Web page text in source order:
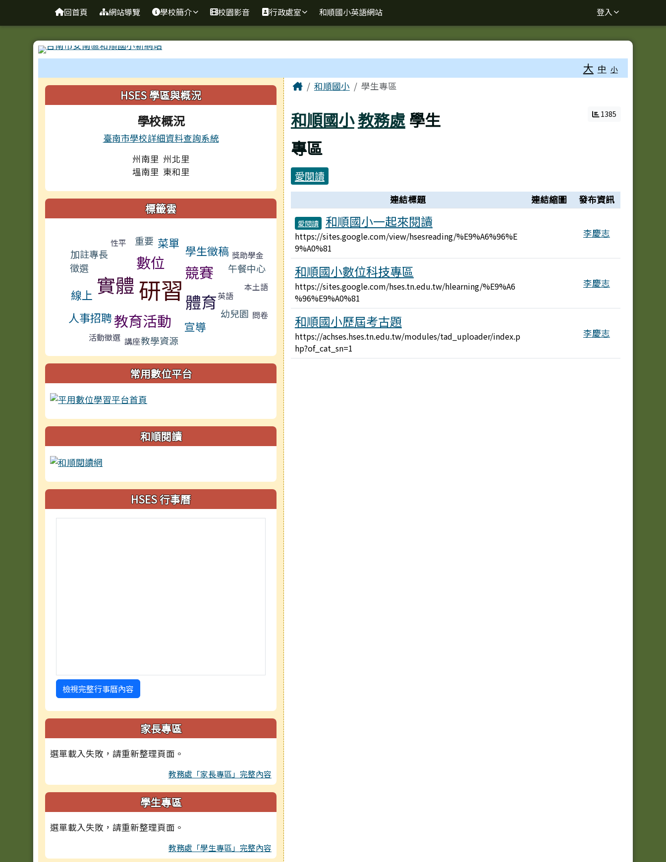
台南市和順國小新校網
回首頁 網站導覽 學校簡介 校園影音 行政處室 和順國小英語網站 登入
大 中 小
左邊區域內容HSES 學區與概況
學校概況
臺南市學校詳細資料查詢系統
州南里 州北里
塭南里 東和里
標籤雲
性平 重要 菜單
加註專長
徵選
數位
學生徵稿 獎助學金
實體 競賽 午餐中心
研習
線上 體育英語
本土語
人事招聘教育活動 幼兒園
宣導
問卷
活動徵選 講座教學資源
常用數位平台
和順閱讀
HSES 行事曆
檢視完整行事曆內容
家長專區
選單載入失敗，請重新整理頁面。
教務處「家長專區」完整內容
學生專區
選單載入失敗，請重新整理頁面。
教務處「學生專區」完整內容
主內容區域
Home和順國小 學生專區
和順國小教務處 學生
專區
1385
愛閱讀
連結標題 連結縮圖 發布資訊
愛閱讀 和順國小一起來閱讀
https://sites.google.com/view/hsesreading/%E9%A6%96%E
9%A0%81
李慶志
和順國小數位科技專區
https://sites.google.com/hses.tn.edu.tw/hlearning/%E9%A6
%96%E9%A0%81
李慶志
和順國小歷屆考古題
https://achses.hses.tn.edu.tw/modules/tad_uploader/index.p
hp?of_cat_sn=1
李慶志
頁尾區域